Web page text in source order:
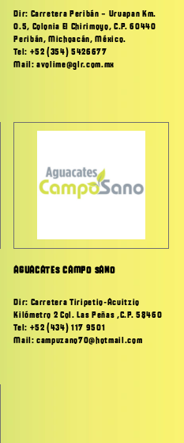
Dir: Carretera Peribán – Uruapan Km.
0.5, Colonia El Chirimoyo, C.P. 60440
Peribán, Michoacán, México.
Tel: +52 (354) 5426677
Mail: avolime@glr.com.mx
AGUACATES CAMPO SANO
Dir: Carretera Tiripetio-Acuitzio
Kilómetro 2 Col. Las Peñas ,C.P. 58460
Tel: +52 (434) 117 9501
Mail: campuzano70@hotmail.com